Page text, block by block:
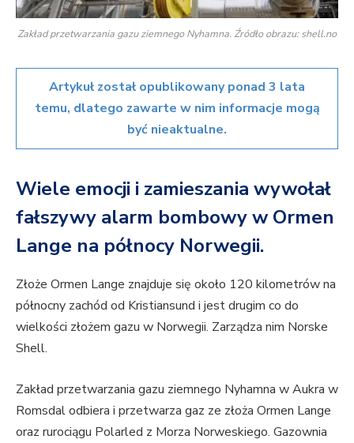
Zakład przetwarzania gazu ziemnego Nyhamna. Źródło obrazu: shell.no
Artykuł został opublikowany ponad 3 lata
temu, dlatego zawarte w nim informacje mogą
być nieaktualne.
Wiele emocji i zamieszania wywołał
fałszywy alarm bombowy w Ormen
Lange na północy Norwegii.
Złoże Ormen Lange znajduje się około 120 kilometrów na
północny zachód od Kristiansund i jest drugim co do
wielkości złożem gazu w Norwegii. Zarządza nim Norske
Shell.
Zakład przetwarzania gazu ziemnego Nyhamna w Aukra w
Romsdal odbiera i przetwarza gaz ze złoża Ormen Lange
oraz rurociągu Polarled z Morza Norweskiego. Gazownia